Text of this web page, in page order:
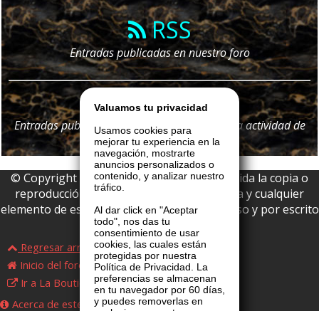
RSS
Entradas publicadas en nuestro foro
Telegram
Entradas publicadas en nuestro foro y
la actividad de
nuestro portal
© Copyright 2026 La Boutique VIP • Prohibida la copia o
reproducción parcial o total de esta página y cualquier
elemento de este website sin permiso expreso y por escrito
de La Boutique VIP.
Regresar arriba
Inicio del foro
Ir a La Boutique VIP
Acerca de este foro
Valuamos tu privacidad
Usamos cookies para
mejorar tu experiencia en la
navegación, mostrarte
anuncios personalizados o
contenido, y analizar nuestro
tráfico.
Al dar click en "Aceptar
todo", nos das tu
consentimiento de usar
cookies, las cuales están
protegidas por nuestra
Política de Privacidad. La
preferencias se almacenan
en tu navegador por 60 días,
y puedes removerlas en